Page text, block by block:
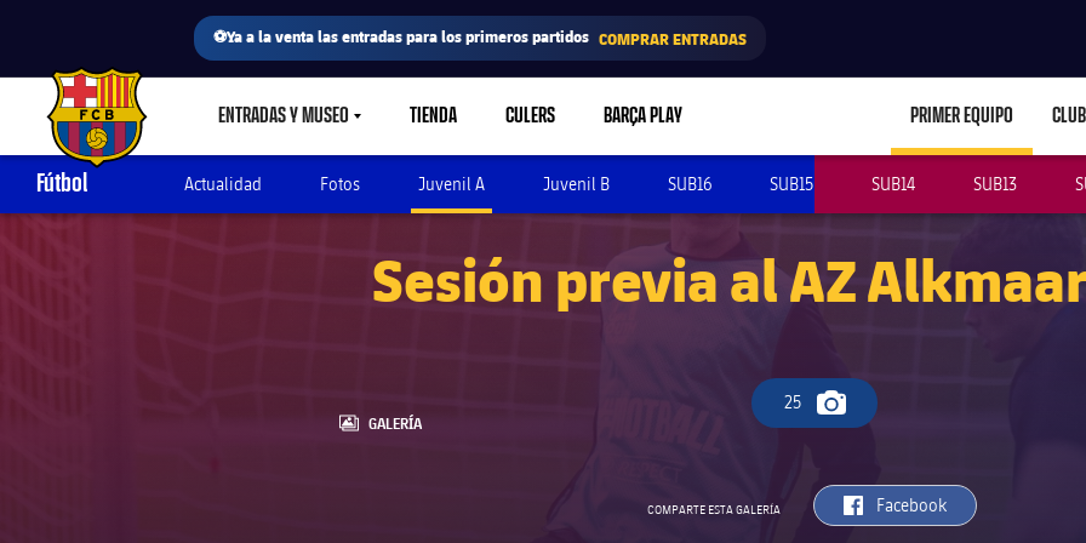
⚽Ya a la venta las entradas para los primeros partidos COMPRAR ENTRADAS
FC Barcelona club badge ENTRADAS Y MUSEOLABEL.SHARE.CARETDOWN
TIENDA CULERS BARÇA PLAY PRIMER EQUIPO CLUB
Fútbol Actualidad Fotos Juvenil A Juvenil B SUB16 SUB15 SUB14 SUB13
Sesión previa al AZ
25
Icono de cámara
LABEL.ARIA.GALLERY
GALERÍA
COMPARTE ESTA GALERÍA label.aria.facebook
Facebook